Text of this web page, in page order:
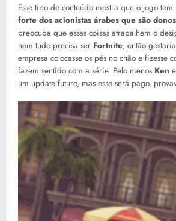
Esse tipo de conteúdo mostra que o jogo tem
forte dos acionistas árabes que são
preocupa que essas coisas atrapalhem o
nem tudo precisa ser Fortnite, então
empresa colocasse os pés no chão e fizesse
fazem sentido com a série. Pelo menos Ken e
um update futuro, mas esse será pago,